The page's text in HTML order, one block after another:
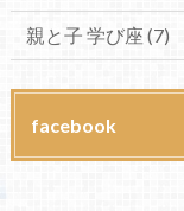
親と子 学び座 (7)
facebook